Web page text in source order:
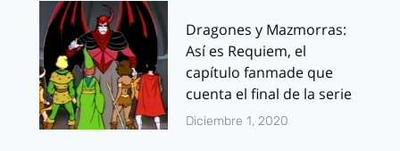
Dragones y Mazmorras:
Así es Requiem, el
capítulo fanmade que
cuenta el final de la serie
Diciembre 1, 2020